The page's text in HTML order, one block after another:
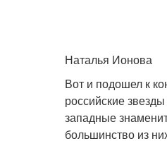
Наталья Ионова
Вот и подошел к
российские
западные
большинство из